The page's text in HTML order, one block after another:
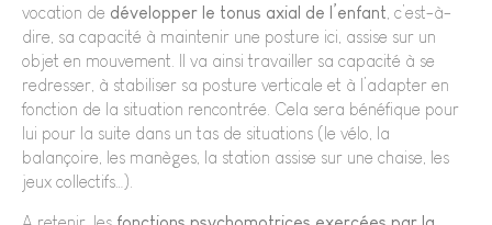
vocation de développer le tonus axial de l’enfant , c’est-à-
dire, sa capacité à maintenir une posture ici, assise sur un
objet en mouvement. Il va ainsi travailler sa capacité à se
redresser, à stabiliser sa posture verticale et à l’adapter en
fonction de la situation rencontrée. Cela sera bénéfique pour
lui pour la suite dans un tas de situations (le vélo, la
balançoire, les manèges, la station assise sur une chaise, les
jeux collectifs…).